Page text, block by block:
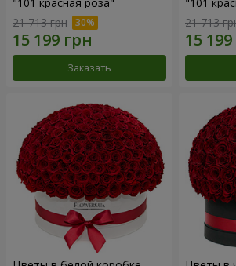
21 713 грн
Заказать
21 713